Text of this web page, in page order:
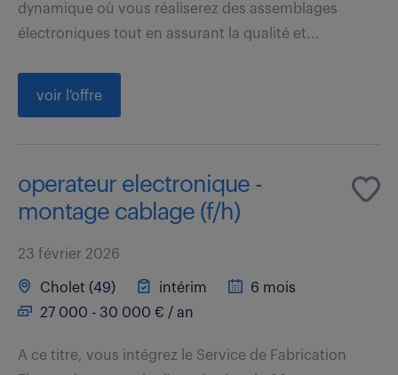
dynamique où vous réaliserez des assemblages
électroniques tout en assurant la qualité et...
voir l'offre
operateur electronique -
montage cablage (f/h)
23 février 2026
Cholet (49) intérim
6 mois
27 000 - 30 000 € / an
A ce titre, vous intégrez le Service de Fabrication